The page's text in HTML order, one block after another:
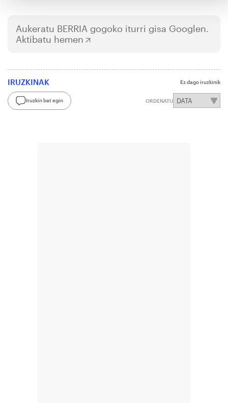
Aukeratu BERRIA gogoko iturri gisa Googlen.
Aktibatu hemen
IRUZKINAK Ez dago iruzkinik
Iruzkin bat egin ORDENATU